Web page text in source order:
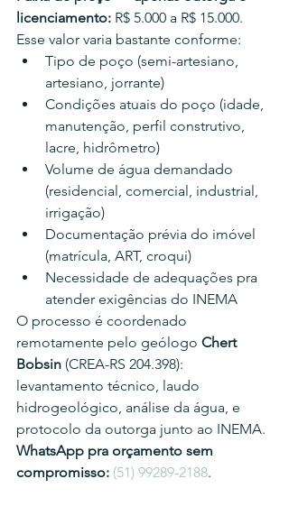
licenciamento: R$ 5.000 a R$ 15.000.
Esse valor varia bastante conforme:
Tipo de poço (semi-artesiano,
artesiano, jorrante)
Condições atuais do poço (idade,
manutenção, perfil construtivo,
lacre, hidrômetro)
Volume de água demandado
(residencial, comercial, industrial,
irrigação)
Documentação prévia do imóvel
(matrícula, ART, croqui)
Necessidade de adequações pra
atender exigências do INEMA
O processo é coordenado
remotamente pelo geólogo Chert
Bobsin (CREA-RS 204.398):
levantamento técnico, laudo
hidrogeológico, análise da água, e
protocolo da outorga junto ao INEMA.
WhatsApp pra orçamento sem
compromisso: (51) 99289-2188.